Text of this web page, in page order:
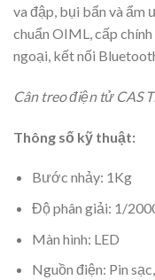
va đập, bụi bẩn và ẩm
chuẩn OIML, cấp
ngoại, kết nối
Cân treo điện tử CAS
Thông số kỹ thuật:
Bước nhảy: 1Kg
Độ phân giải: 1/
Màn hình: LED
Nguồn điện: Pin